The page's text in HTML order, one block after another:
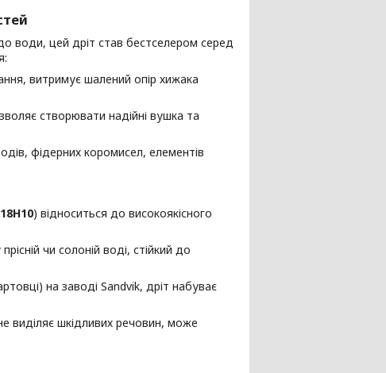
води, цей дріт став бестселером серед
витримує шалений опір хижака
створювати надійні вушка та
фідерних коромисел, елементів
) відноситься до високоякісного
чи солоній воді, стійкий до
на заводі Sandvik, дріт набуває
виділяє шкідливих речовин, може